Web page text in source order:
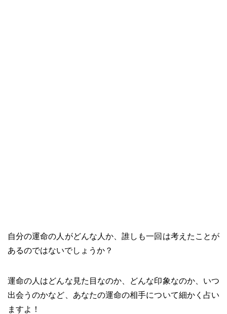
自分の運命の人がどんな人か、誰しも一回は考えたことが
あるのではないでしょうか？
運命の人はどんな見た目なのか、どんな印象なのか、いつ
出会うのかなど、あなたの運命の相手について細かく占い
ますよ！